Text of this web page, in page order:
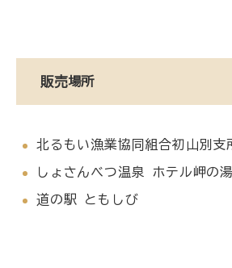
販売場所
北るもい漁業協同組合初山別支
しょさんべつ温泉 ホテル岬の湯
​​​​​​道の駅 ともしび